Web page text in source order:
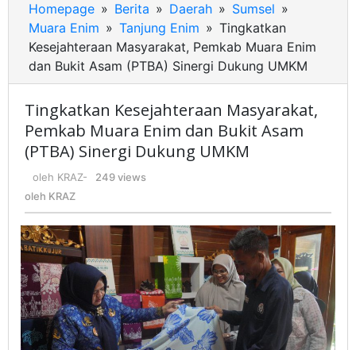
Homepage » Berita » Daerah » Sumsel »
Muara Enim » Tanjung Enim » Tingkatkan
Kesejahteraan Masyarakat, Pemkab Muara Enim
dan Bukit Asam (PTBA) Sinergi Dukung UMKM
Tingkatkan Kesejahteraan Masyarakat,
Pemkab Muara Enim dan Bukit Asam
(PTBA) Sinergi Dukung UMKM
oleh KRAZ-
249 views
oleh KRAZ